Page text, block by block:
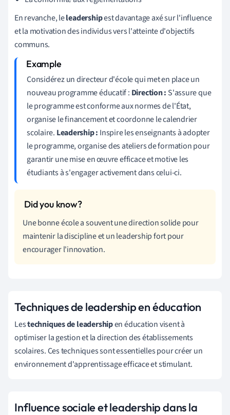
En revanche, leleadershipest davantage axé sur l'influence
et la motivation des individus vers l'atteinte d'objectifs
communs.
Considérez un directeur d'école qui met en place un
nouveau programme éducatif : Direction : S'assure que
le programme est conforme aux normes de l'État,
organise le financement et coordonne le calendrier
scolaire. Leadership : Inspire les enseignants à adopter
le programme, organise des ateliers de formation pour
garantir une mise en œuvre efficace et motive les
étudiants à s'engager activement dans celui-ci.
Une bonne école a souvent une direction solide pour
maintenir la discipline et un leadership fort pour
encourager l'innovation.
Techniques de leadership en éducation
Lestechniques de leadershipen éducation visent à
optimiser la gestion et la direction des établissements
scolaires. Ces techniques sont essentielles pour créer un
environnement d'apprentissage efficace et stimulant.
Influence sociale et leadership dans la